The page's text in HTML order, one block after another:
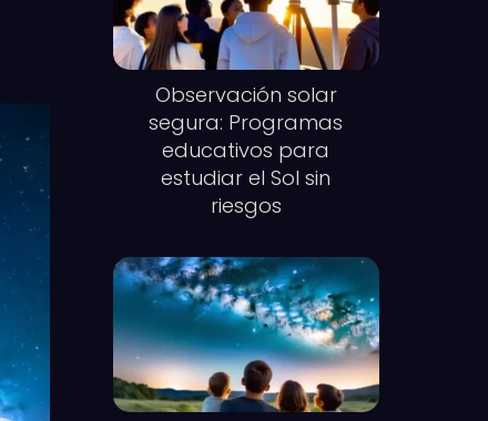
Observación solar
segura: Programas
educativos para
estudiar el Sol sin
riesgos